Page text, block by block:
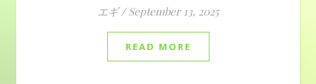
エギ / September 13, 2025
READ MORE